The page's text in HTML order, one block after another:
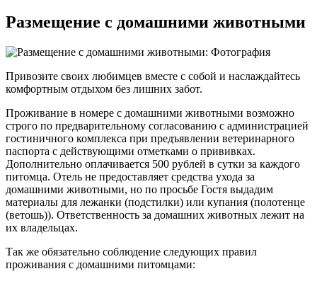
Размещение с домашними животными
Привозите своих любимцев вместе с собой и наслаждайтесь
комфортным отдыхом без лишних забот.
Проживание в номере с домашними животными возможно
строго по предварительному согласованию с администрацией
гостиничного комплекса при предъявлении ветеринарного
паспорта с действующими отметками о прививках.
Дополнительно оплачивается 500 рублей в сутки за каждого
питомца. Отель не предоставляет средства ухода за
домашними животными, но по просьбе Гостя выдадим
материалы для лежанки (подстилки) или купания (полотенце
(ветошь)). Ответственность за домашних животных лежит на
их владельцах.
Так же обязательно соблюдение следующих правил
проживания с домашними питомцами: